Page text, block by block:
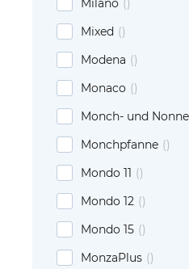
Milano
Mixed
Modena
Monaco
Monch- und
Monchpfanne
Mondo 11
Mondo 12
Mondo 15
MonzaPlus